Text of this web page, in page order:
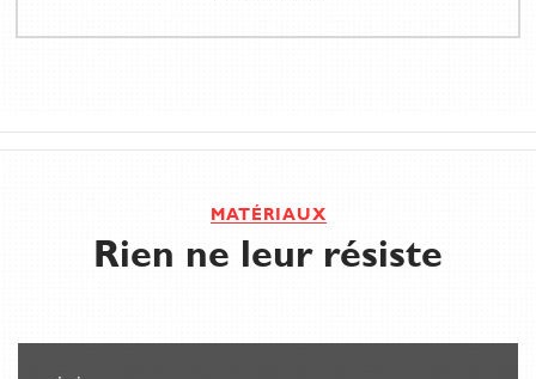
MATÉRIAUX
Rien ne leur résiste